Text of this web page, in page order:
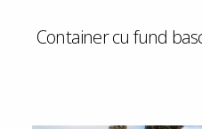
Container cu fund